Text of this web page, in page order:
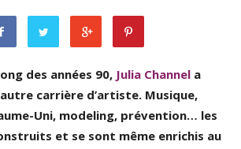
des années 90, Julia Channel a
carrière d’artiste. Musique,
Uni, modeling, prévention… les
et se sont même enrichis au